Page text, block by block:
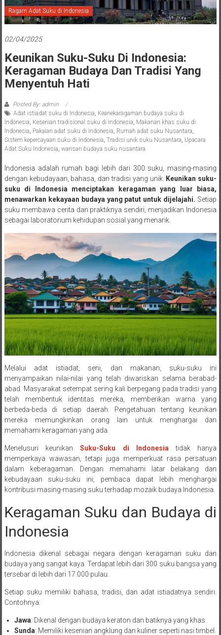
Ragam Adat Suku di Indonesia
02/04/2025
Keunikan Suku-Suku Di Indonesia:
Keragaman Budaya Dan Tradisi Yang
Menyentuh Hati
Posted By: admin
Adat istiadat suku di Indonesia Keanekaragaman budaya suku di
Indonesia Kesenian tradisional suku di Indonesia Makanan khas suku di
Indonesia Pakaian adat suku di Indonesia Rumah adat suku Nusantara
Sistem kepercayaan suku di Indonesia Tradisi unik suku Nusantara Upacara
Adat Suku Indonesia warisan budaya suku nusantara
Indonesia adalah rumah bagi lebih dari 300 suku, masing-masing
dengan kebudayaan, bahasa, dan tradisi yang unik. Keunikan suku-
suku di Indonesia menciptakan keragaman yang luar biasa,
menawarkan kekayaan budaya yang patut untuk dijelajahi. Setiap
suku membawa cerita dan praktiknya sendiri, menjadikan Indonesia
sebagai laboratorium kehidupan sosial yang menarik.
Melalui adat istiadat, seni, dan makanan, suku-suku ini
menyampaikan nilai-nilai yang telah diwariskan selama berabad-
abad. Masyarakat setempat sering kali berpegang pada tradisi yang
telah membentuk identitas mereka, memberikan warna yang
berbeda-beda di setiap daerah. Pengetahuan tentang keunikan
mereka memungkinkan orang lain untuk menghargai dan
memahami keragaman yang ada.
Menelusuri keunikanSuku-Suku di Indonesia tidak hanya
memperkaya wawasan, tetapi juga memperkuat rasa persatuan
dalam keberagaman. Dengan memahami latar belakang dan
kebudayaan suku-suku ini, pembaca dapat lebih menghargai
kontribusi masing-masing suku terhadap mozaik budaya Indonesia.
Keragaman Suku dan Budaya di
Indonesia
Indonesia dikenal sebagai negara dengan keragaman suku dan
budaya yang sangat kaya. Terdapat lebih dari 300 suku bangsa yang
tersebar di lebih dari 17.000 pulau.
Setiap suku memiliki bahasa, tradisi, dan adat istiadatnya sendiri.
Contohnya:
Jawa: Dikenal dengan budaya keraton dan batiknya yang khas.
Sunda: Memiliki kesenian angklung dan kuliner seperti nasi timbel.